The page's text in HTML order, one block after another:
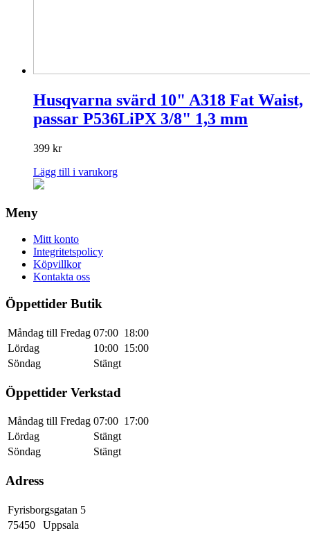
Husqvarna svärd 10" A318 Fat Waist,
passar P536LiPX 3/8" 1,3 mm
399 kr
Lägg till i varukorg
Meny
Mitt konto
Integritetspolicy
Köpvillkor
Kontakta oss
Öppettider Butik
Måndag till Fredag 07:00 18:00
Lördag
10:00 15:00
Söndag
Stängt
Öppettider Verkstad
Måndag till Fredag 07:00 17:00
Lördag
Stängt
Söndag
Stängt
Adress
Fyrisborgsgatan 5
75450
Uppsala